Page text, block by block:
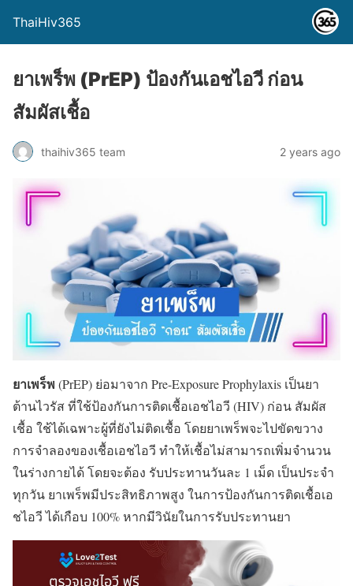
ThaiHiv365
ยาเพร็พ (PrEP) ป้องกันเอชไอวี ก่อน
สัมผัสเชื้อ
thaihiv365 team 2 years ago
ยาเพร็พ (PrEP) ย่อมาจาก Pre-Exposure Prophylaxis เป็นยา
ต้านไวรัส ที่ใช้ป้องกันการติดเชื้อเอชไอวี (HIV) ก่อน สัมผัส
เชื้อ ใช้ได้เฉพาะผู้ที่ยังไม่ติดเชื้อ โดยยาเพร็พจะไปขัดขวาง
การจำลองของเชื้อเอชไอวี ทำให้เชื้อไม่สามารถเพิ่มจำนวน
ในร่างกายได้ โดยจะต้อง รับประทานวันละ 1 เม็ด เป็นประจำ
ทุกวัน ยาเพร็พมีประสิทธิภาพสูง ในการป้องกันการติดเชื้อเอ
ชไอวี ได้เกือบ 100% หากมีวินัยในการรับประทานยา